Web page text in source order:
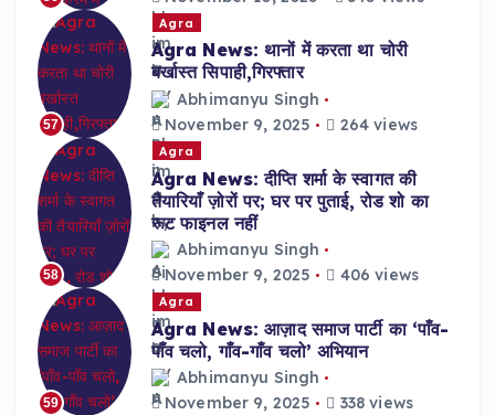
57
Agra
Agra News: थानों में करता था चोरी
बर्खास्त सिपाही,गिरफ्तार
Abhimanyu Singh
November 9, 2025
264 views
58
Agra
Agra News: दीप्ति शर्मा के स्वागत की
तैयारियाँ ज़ोरों पर; घर पर पुताई, रोड शो का
रूट फाइनल नहीं
Abhimanyu Singh
November 9, 2025
406 views
59
Agra
Agra News: आज़ाद समाज पार्टी का ‘पाँव-
पाँव चलो, गाँव-गाँव चलो’ अभियान
Abhimanyu Singh
November 9, 2025
338 views